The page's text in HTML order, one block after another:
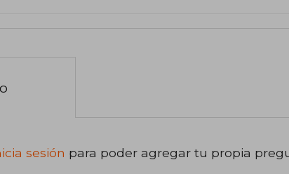
sesión para poder agregar tu propia